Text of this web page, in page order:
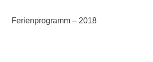
Ferienprogramm – 2018